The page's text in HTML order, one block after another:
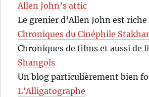
Allen John’s attic
Le grenier d’Allen John est
Chroniques du Cinéphile
Chroniques de films et aussi de
Shangols
Un blog particulièrement bien
L’Alligatographe